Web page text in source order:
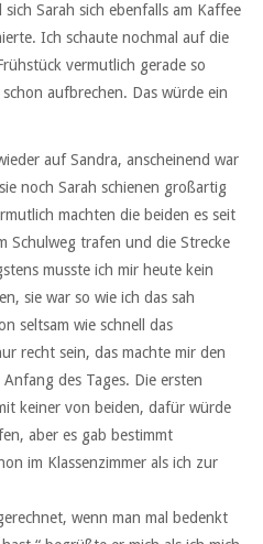
Sarah sich ebenfalls am Kaffee
Ich schaute nochmal auf die
vermutlich gerade so
aufbrechen. Das würde ein
auf Sandra, anscheinend war
noch Sarah schienen großartig
machten die beiden es seit
Schulweg trafen und die Strecke
musste ich mir heute kein
sie war so wie ich das sah
seltsam wie schnell das
recht sein, das machte mir den
des Tages. Die ersten
keiner von beiden, dafür würde
aber es gab bestimmt
im Klassenzimmer als ich zur
wenn man mal bedenkt